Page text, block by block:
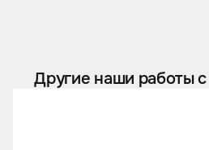
Другие наши работы